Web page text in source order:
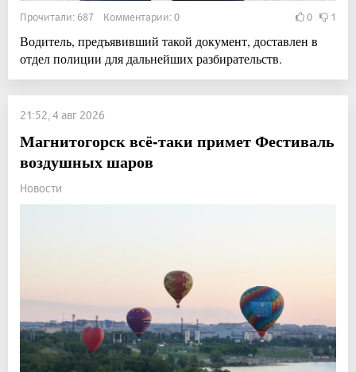
Прочитали: 687 Комментарии: 0 0 1
Водитель, предъявивший такой документ, доставлен в
отдел полиции для дальнейших разбирательств.
21:52, 4 авг 2026
Магнитогорск всё-таки примет Фестиваль
воздушных шаров
Новости